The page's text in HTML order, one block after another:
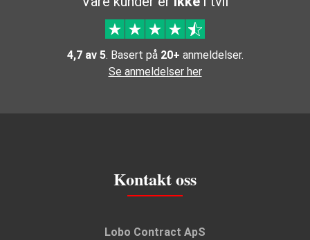
4,7 av 5. Basert på 20+ anmeldelser.
Se anmeldelser her
Kontakt oss
Lobo Contract ApS